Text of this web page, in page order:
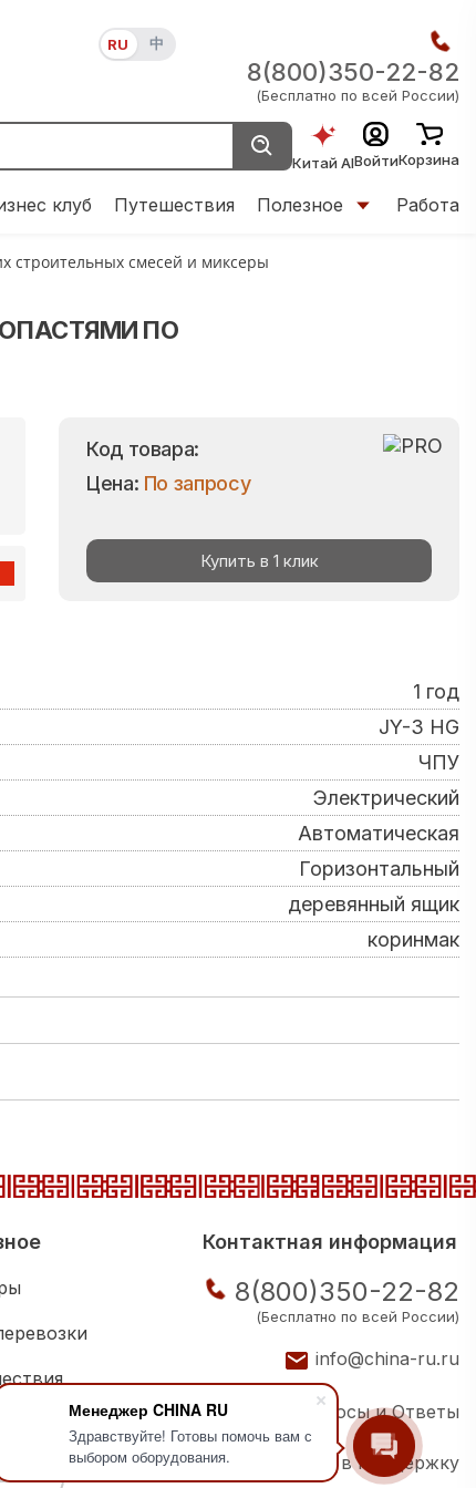
Менеджер CHINA RU
Здравствуйте! Готовы помочь вам с
выбором оборудования.
RU 中
8(800)350-22-82
(Бесплатно по всей России)
Китай AIВойтиКорзина
клуб Путешествия Полезное Работа
строительных смесей и миксеры
ПО
Код товара:
Цена: По запросу
Купить в 1 клик
1 год
JY-3 HG
ЧПУ
Электрический
Автоматическая
Горизонтальный
деревянный ящик
коринмак
школа
компаний
Контактная информация
8(800)350-22-82
(Бесплатно по всей России)
info@china-ru.ru
Вопросы и Ответы
Написать в поддержку